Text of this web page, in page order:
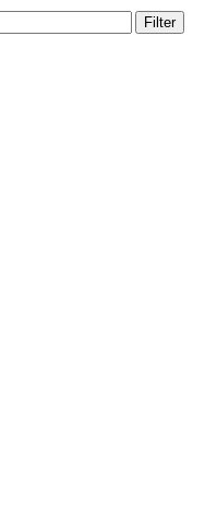
Filter